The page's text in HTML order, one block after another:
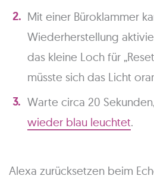
Mit einer Büroklammer
Wiederherstellung
das kleine Loch für
müsste sich das Licht
Warte circa 20
wieder blau leuchtet.
Alexa zurücksetzen beim